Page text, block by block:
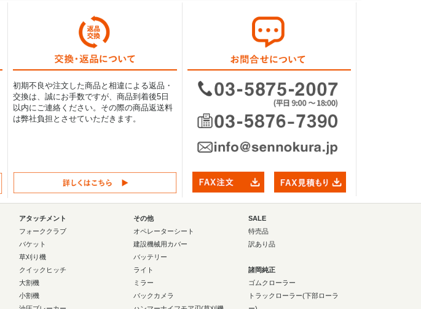
初期不良や注文した商品と相違による返品・
交換は、誠にお手数ですが、商品到着後5日
以内にご連絡ください。その際の商品返送料
は弊社負担とさせていただきます。
アタッチメント
フォーククラブ
バケット
草刈り機
クイックヒッチ
大割機
小割機
その他
オペレーターシート
建設機械用カバー
バッテリー
ライト
ミラー
バックカメラ
SALE
特売品
訳あり品
諸岡純正
ゴムクローラー
トラックローラー(下部ローラ